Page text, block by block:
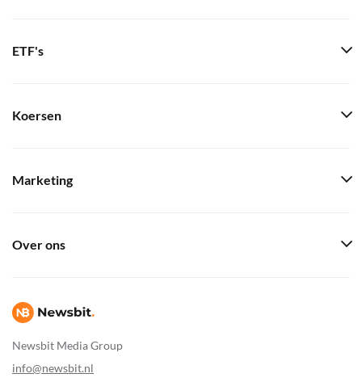
Newsbit Media Group
info@newsbit.nl
ETF's
Koersen
Marketing
Over ons